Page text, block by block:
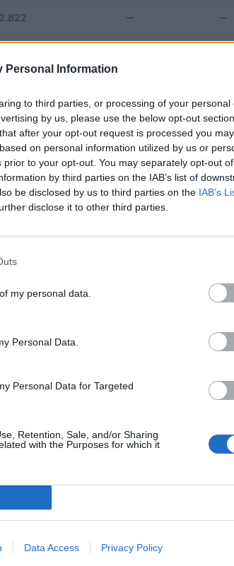
Personal Information
to third parties, or processing of your personal
by us, please use the below opt-out
after your opt-out request is processed you may
on personal information utilized by us or
to your opt-out. You may separately opt-out
by third parties on the IAB’s list of
be disclosed by us to third parties on the IAB’s
disclose it to other third parties.
my personal data.
Personal Data.
Personal Data for Targeted
Retention, Sale, and/or Sharing
with the Purposes for which it
Data Access Privacy Policy
— —
€ 263.047
Fatturato per dipendente
complessivo di 660.324 euro (dati
o consorzio.
euro
euro
euro
euro